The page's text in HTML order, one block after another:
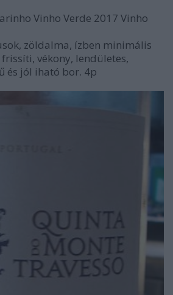
Vinho Verde 2017 Vinho
zöldalma, ízben minimális
vékony, lendületes,
és jól iható bor. 4p